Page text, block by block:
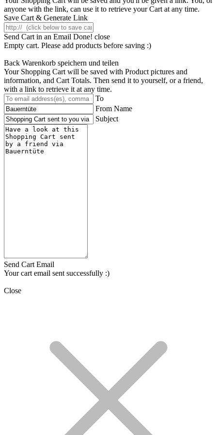
anyone with the link, can use it to retrieve your Cart at any time.
Save Cart & Generate Link
Send Cart in an Email Done! close
Empty cart. Please add products before saving :)
Back Warenkorb speichern und teilen
Your Shopping Cart will be saved with Product pictures and
information, and Cart Totals. Then send it to yourself, or a friend,
with a link to retrieve it at any time.
To
From Name
Subject
Send Cart Email
Your cart email sent successfully :)
Close